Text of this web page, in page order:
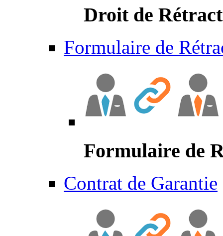
Droit de
Formulaire de
Formulaire de
Contrat de Garantie